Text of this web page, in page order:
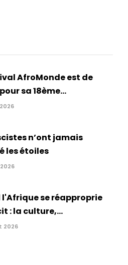
AfroMonde est de
sa 18ème...
n’ont jamais
les étoiles
l'Afrique se réapproprie
: la culture,...
2026